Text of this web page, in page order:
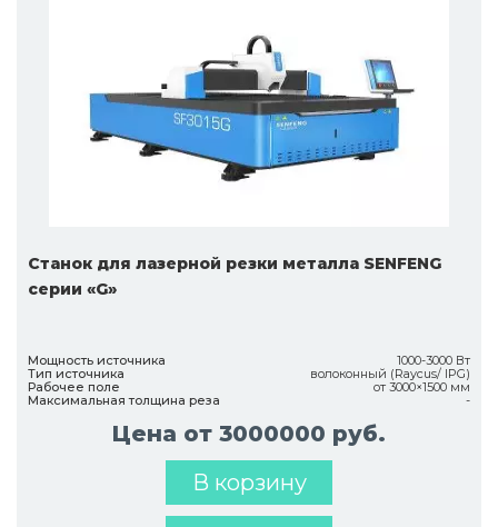
Cтанок для лазерной резки металла SENFENG
серии «G»
Мощность источника
1000-3000 Вт
Тип источника
волоконный (Raycus/ IPG)
Рабочее поле
от 3000×1500 мм
Максимальная толщина реза
-
Цена от 3000000 руб.
В корзину